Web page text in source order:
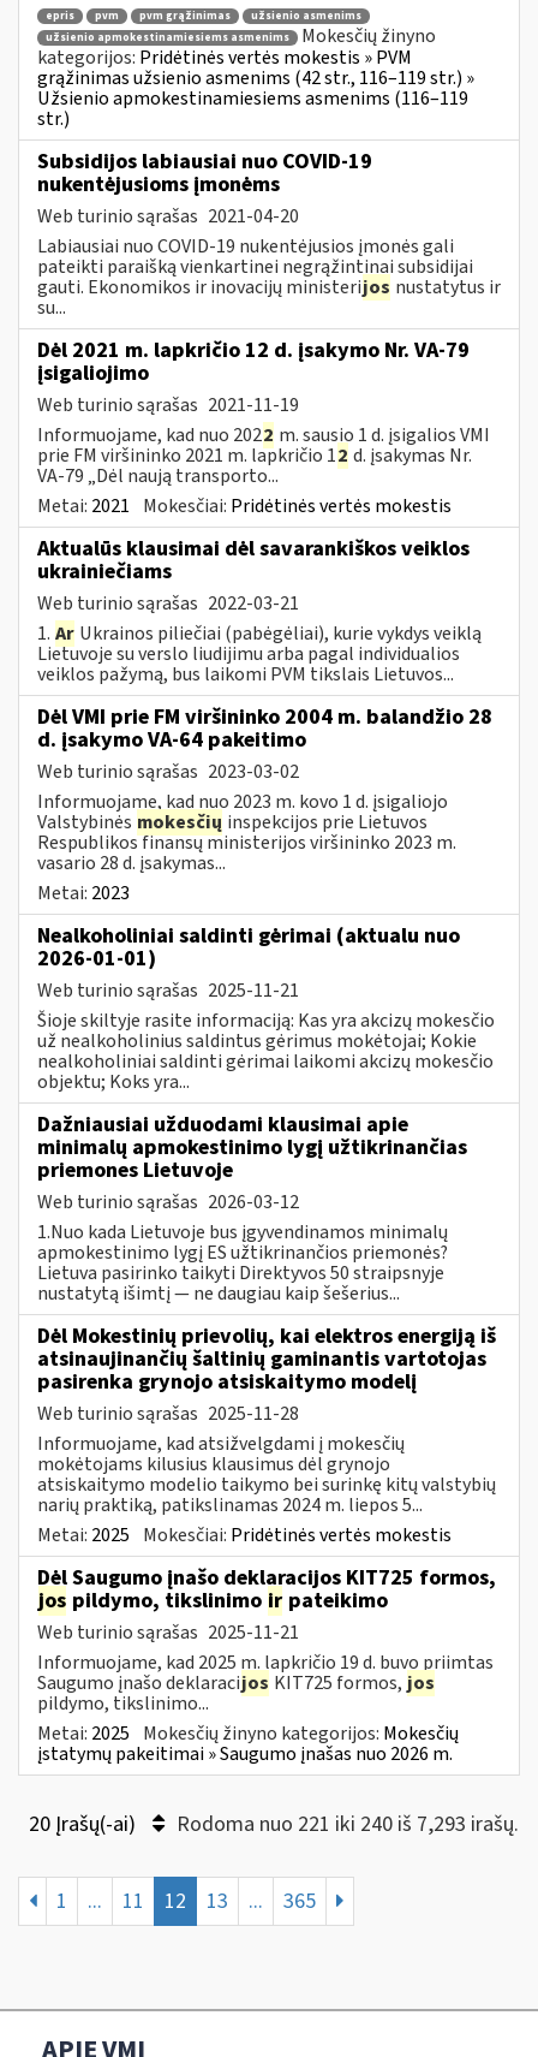
epris pvm pvm grąžinimas
užsienio asmenims
užsienio apmokestinamiesiems asmenims
Mokesčių žinyno
kategorijos: Pridėtinės vertės mokestis » PVM
grąžinimas užsienio asmenims (42 str., 116–119 str.) »
Užsienio apmokestinamiesiems asmenims (116–119
str.)
Subsidijos labiausiai nuo COVID-19
nukentėjusioms įmonėms
Web turinio sąrašas 2021-04-20
Labiausiai nuo COVID-19 nukentėjusios įmonės gali
pateikti paraišką vienkartinei negrąžintinai subsidijai
gauti. Ekonomikos ir inovacijų ministerijos nustatytus ir
su...
Dėl 2021 m. lapkričio 12 d. įsakymo Nr. VA-79
įsigaliojimo
Web turinio sąrašas 2021-11-19
Informuojame, kad nuo 2022 m. sausio 1 d. įsigalios VMI
prie FM viršininko 2021 m. lapkričio 12 d. įsakymas Nr.
VA-79 „Dėl naują transporto...
Metai: 2021 Mokesčiai: Pridėtinės vertės mokestis
Aktualūs klausimai dėl savarankiškos veiklos
ukrainiečiams
Web turinio sąrašas 2022-03-21
1. Ar Ukrainos piliečiai (pabėgėliai), kurie vykdys veiklą
Lietuvoje su verslo liudijimu arba pagal individualios
veiklos pažymą, bus laikomi PVM tikslais Lietuvos...
Dėl VMI prie FM viršininko 2004 m. balandžio 28
d. įsakymo VA-64 pakeitimo
Web turinio sąrašas 2023-03-02
Informuojame, kad nuo 2023 m. kovo 1 d. įsigaliojo
Valstybinės mokesčių inspekcijos prie Lietuvos
Respublikos finansų ministerijos viršininko 2023 m.
vasario 28 d. įsakymas...
Metai: 2023
Nealkoholiniai saldinti gėrimai (aktualu nuo
2026-01-01)
Web turinio sąrašas 2025-11-21
Šioje skiltyje rasite informaciją: Kas yra akcizų mokesčio
už nealkoholinius saldintus gėrimus mokėtojai; Kokie
nealkoholiniai saldinti gėrimai laikomi akcizų mokesčio
objektu; Koks yra...
Dažniausiai užduodami klausimai apie
minimalų apmokestinimo lygį užtikrinančias
priemones Lietuvoje
Web turinio sąrašas 2026-03-12
1.Nuo kada Lietuvoje bus įgyvendinamos minimalų
apmokestinimo lygį ES užtikrinančios priemonės?
Lietuva pasirinko taikyti Direktyvos 50 straipsnyje
nustatytą išimtį — ne daugiau kaip šešerius...
Dėl Mokestinių prievolių, kai elektros energiją iš
atsinaujinančių šaltinių gaminantis vartotojas
pasirenka grynojo atsiskaitymo modelį
Web turinio sąrašas 2025-11-28
Informuojame, kad atsižvelgdami į mokesčių
mokėtojams kilusius klausimus dėl grynojo
atsiskaitymo modelio taikymo bei surinkę kitų valstybių
narių praktiką, patikslinamas 2024 m. liepos 5...
Metai: 2025 Mokesčiai: Pridėtinės vertės mokestis
Dėl Saugumo įnašo deklaracijos KIT725 formos,
jos pildymo, tikslinimo ir pateikimo
Web turinio sąrašas 2025-11-21
Informuojame, kad 2025 m. lapkričio 19 d. buvo priimtas
Saugumo įnašo deklaracijos KIT725 formos, jos
pildymo, tikslinimo...
Metai: 2025 Mokesčių žinyno kategorijos: Mokesčių
įstatymų pakeitimai » Saugumo įnašas nuo 2026 m.
20 Įrašų(-ai) Rodoma nuo 221 iki 240 iš 7,293 irašų.
1 ... 11 12 13 ... 365
APIE VMI